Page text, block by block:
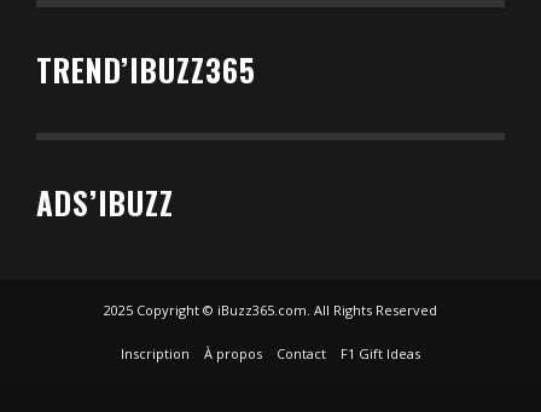
TREND’IBUZZ365
ADS’IBUZZ
2025 Copyright © iBuzz365.com. All Rights Reserved
Inscription À propos Contact F1 Gift Ideas